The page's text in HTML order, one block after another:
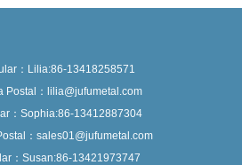
：Lilia:86-13418258571
Postal：lilia@jufumetal.com
：Sophia:86-13412887304
：sales01@jufumetal.com
：Susan:86-13421973747